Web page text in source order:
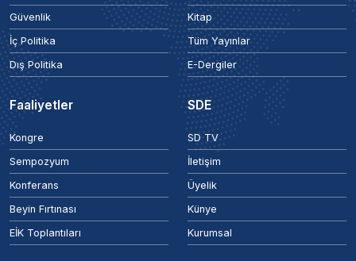
Güvenlik
İç Politika
Dış Politika
Kitap
Tüm Yayınlar
E-Dergiler
Faaliyetler
Kongre
Sempozyum
Konferans
Beyin Fırtınası
EİK Toplantıları
SDE
SD TV
İletişim
Üyelik
Künye
Kurumsal